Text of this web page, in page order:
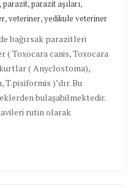
,parazit,parazit aşıları,
,veteriner,yedikule veteriner
bağırsak parazitleri
( Toxocara canis, Toxocara
( Anyclostoma),
)’dır. Bu
bulaşabilmektedir.
rutin olarak